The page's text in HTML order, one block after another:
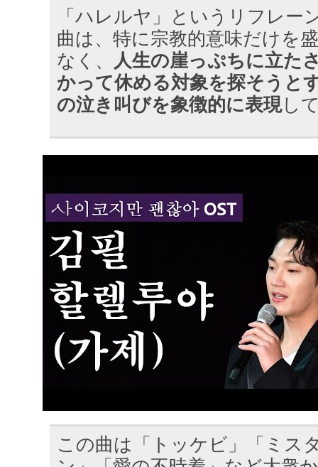
「ハレルヤ」というリフレー
曲は、特に宗教的意味だけを
なく、 人生の崖っぷちに立た
かって休める対象を探そうと
の泣き叫びを象徴的に表現し
この曲は「トッケビ」「ミス